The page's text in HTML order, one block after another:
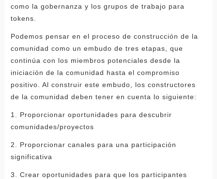
como la gobernanza y los grupos de trabajo para
tokens.
Podemos pensar en el proceso de construcción de la
comunidad como un embudo de tres etapas, que
continúa con los miembros potenciales desde la
iniciación de la comunidad hasta el compromiso
positivo. Al construir este embudo, los constructores
de la comunidad deben tener en cuenta lo siguiente:
1. Proporcionar oportunidades para descubrir
comunidades/proyectos
2. Proporcionar canales para una participación
significativa
3. Crear oportunidades para que los participantes